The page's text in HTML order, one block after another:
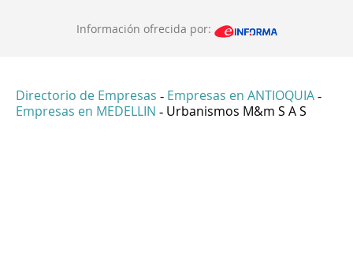
Información ofrecida por:
Directorio de Empresas - Empresas en ANTIOQUIA -
Empresas en MEDELLIN - Urbanismos M&m S A S